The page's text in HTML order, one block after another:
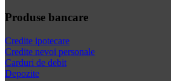
Produse bancare
Credite ipotecare
Credite nevoi personale
Carduri de debit
Depozite